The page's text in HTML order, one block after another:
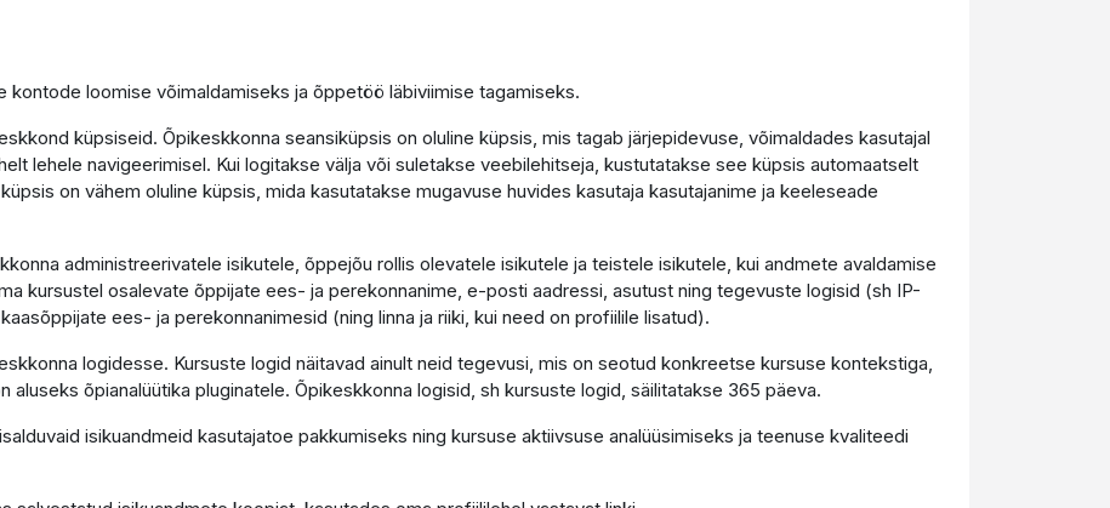
kontode loomise võimaldamiseks ja õppetöö läbiviimise tagamiseks.
küpsiseid. Õpikeskkonna seansiküpsis on oluline küpsis, mis tagab järjepidevuse, võimaldades kasutajal
lehele navigeerimisel. Kui logitakse välja või suletakse veebilehitseja, kustutatakse see küpsis automaatselt
on vähem oluline küpsis, mida kasutatakse mugavuse huvides kasutaja kasutajanime ja keeleseade
administreerivatele isikutele, õppejõu rollis olevatele isikutele ja teistele isikutele, kui andmete avaldamise
kursustel osalevate õppijate ees- ja perekonnanime, e-posti aadressi, asutust ning tegevuste logisid (sh IP-
ees- ja perekonnanimesid (ning linna ja riiki, kui need on profiilile lisatud).
logidesse. Kursuste logid näitavad ainult neid tegevusi, mis on seotud konkreetse kursuse kontekstiga,
aluseks õpianalüütika pluginatele. Õpikeskkonna logisid, sh kursuste logid, säilitatakse 365 päeva.
isikuandmeid kasutajatoe pakkumiseks ning kursuse aktiivsuse analüüsimiseks ja teenuse kvaliteedi